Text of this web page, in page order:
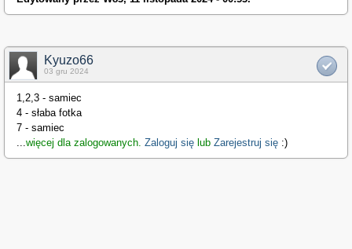
Kyuzo66
03 gru 2024
1,2,3 - samiec
4 - słaba fotka
7 - samiec
więcej dla zalogowanych. Zaloguj się lub Zarejestruj się :)